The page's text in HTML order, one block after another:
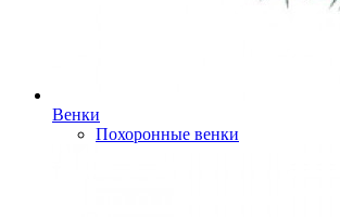
Венки
Похоронные венки